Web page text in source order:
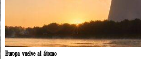
Europa vuelve al átomo